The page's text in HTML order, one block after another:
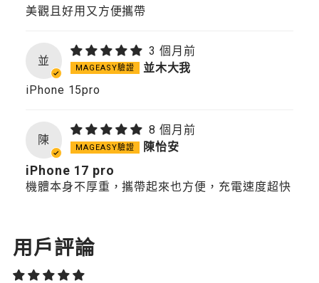
美觀且好用又方便攜帶
並
3 個月前
並木大我
iPhone 15pro
陳
8 個月前
陳怡安
iPhone 17 pro
機體本身不厚重，攜帶起來也方便，充電速度超快
用戶評論